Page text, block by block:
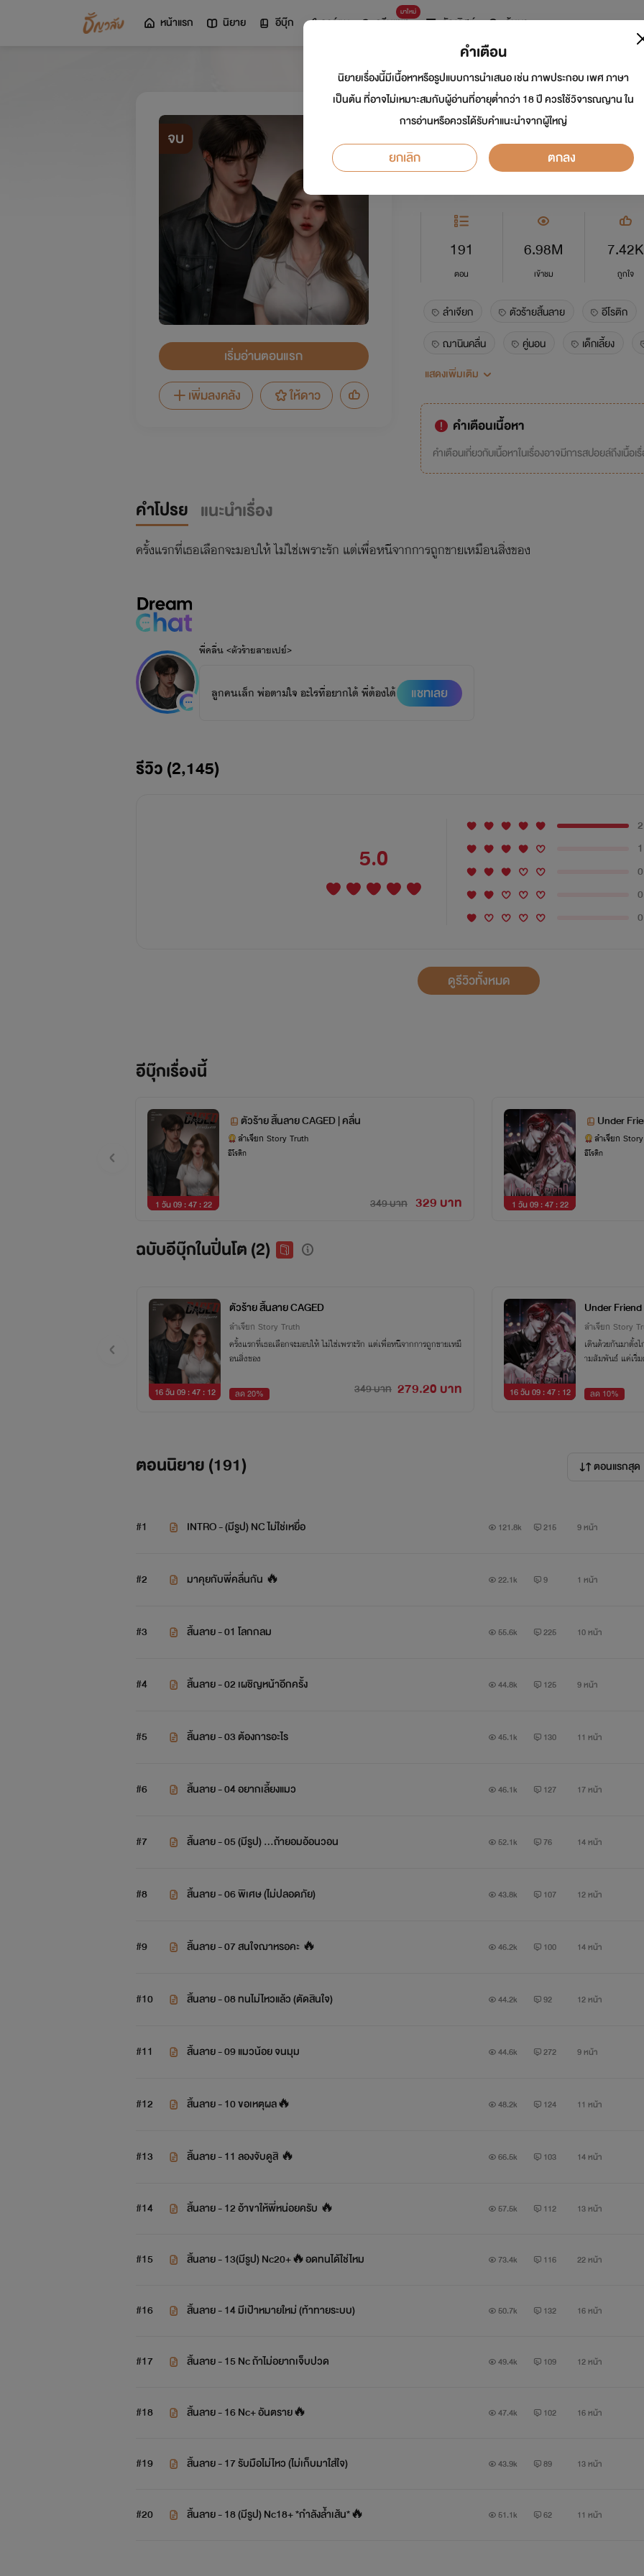
หน้าแรก นิยาย อีบุ๊ก การ์ตูน
มาใหม่
ดรีมแชท ธัญลิสต์ ค้นหา
จบ
เริ่มอ่านตอนแรก
เพิ่มลงคลัง
ให้ดาว
ตัวร้าย สิ้นลาย
นักเขียน:ลำเจียก Story Truth นักวาด:
อีโรติก
191
ตอน
6.98M
เข้าชม
7.42K
ถูกใจ
ลำเจียก ตัวร้ายสิ้นลาย
อีโรติก
ฌานินคลื่น
คู่นอน
เด็กเลี้ยง
under friend แปลว่าแฟนคนโปรด
แสดงเพิ่มเติม
คำเตือนเนื้อหา
คำเตือนเกี่ยวกับเนื้อหาในเรื่องอาจมีการสปอยล์ถึงเนื้อเ
คำโปรย แนะนำเรื่อง
ครั้งแรกที่เธอเลือกจะมอบให้ ไม่ใช่เพราะรัก แต่เพื่อหนีจากการถูกขายเหมือนสิ่งของ
พี่คลื่น <ตัวร้ายสายเปย์>
ลูกคนเล็ก พ่อตามใจ อะไรที่อยากได้ พี่ต้องได้ แชทเลย
รีวิว (2,145)
5.0
1
0
0
0
ดูรีวิวทั้งหมด
อีบุ๊กเรื่องนี้
1 วัน 09 : 47 : 21
ตัวร้าย สิ้นลาย CAGED | คลื่น
ลำเจียก Story Truth
อีโรติก
349 บาท 329 บาท 1 วัน 09 : 47 : 21
Under
ลำเจียก
อีโรติก
ฉบับอีบุ๊กในปิ่นโต (2)
16 วัน 09 : 47 : 11
ตัวร้าย สิ้นลาย CAGED
ลำเจียก Story Truth
ครั้งแรกที่เธอเลือกจะมอบให้ ไม่ใช่เพราะรัก แต่เพื่อหนีจากการถูกขายเหมื
อนสิ่งของ
ลด 20% 349 บาท 279.20 บาท 16 วัน 09 : 47 : 11
Under
ลำเจียก Story
เดินด้วยกันมาตั้งไ
ลด 10%
ตอนนิยาย (191) ตอนแรกสุด
#1 INTRO - (มีรูป) NC ไม่ใช่เหยื่อ 121.8k 215 9 หน้า
#2 มาคุยกับพี่คลื่นกัน 🔥 22.1k 9 1 หน้า
#3 สิ้นลาย - 01 โลกกลม 55.6k 225 10 หน้า
#4 สิ้นลาย - 02 เผชิญหน้าอีกครั้ง 44.8k 125 9 หน้า
#5 สิ้นลาย - 03 ต้องการอะไร 45.1k 130 11 หน้า
#6 สิ้นลาย - 04 อยากเลี้ยงแมว 46.1k 127 17 หน้า
#7 สิ้นลาย - 05 (มีรูป) …ถ้ายอมอ้อนวอน 52.1k 76 14 หน้า
#8 สิ้นลาย - 06 พิเศษ (ไม่ปลอดภัย) 43.8k 107 12 หน้า
#9 สิ้นลาย - 07 สนใจฌาหรอคะ 🔥 46.2k 100 14 หน้า
#10 สิ้นลาย - 08 ทนไม่ไหวแล้ว (ตัดสินใจ) 44.2k 92 12 หน้า
#11 สิ้นลาย - 09 แมวน้อย จนมุม 44.6k 272 9 หน้า
#12 สิ้นลาย - 10 ขอเหตุผล🔥 48.2k 124 11 หน้า
#13 สิ้นลาย - 11 ลองจับดูสิ 🔥 66.5k 103 14 หน้า
#14 สิ้นลาย - 12 อ้าขาให้พี่หน่อยครับ 🔥 57.5k 112 13 หน้า
#15 สิ้นลาย - 13(มีรูป) Nc20+🔥อดทนได้ใช่ไหม 73.4k 116 22 หน้า
#16 สิ้นลาย - 14 มีเป้าหมายใหม่ (ท้าทายระบบ) 50.7k 132 16 หน้า
#17 สิ้นลาย - 15 Nc ถ้าไม่อยากเจ็บปวด 49.4k 109 12 หน้า
#18 สิ้นลาย - 16 Nc+ อันตราย🔥 47.4k 102 16 หน้า
#19 สิ้นลาย - 17 รับมือไม่ไหว (ไม่เก็บมาใส่ใจ) 43.9k 89 13 หน้า
#20 สิ้นลาย - 18 (มีรูป) Nc18+ *กำลังล้ำเส้น*🔥 51.1k 62 11 หน้า
คำเตือน
นิยายเรื่องนี้มีเนื้อหาหรือรูปแบบการนำเสนอ เช่น ภาพประกอบ เพศ ภาษา
เป็นต้น ที่อาจไม่เหมาะสมกับผู้อ่านที่อายุต่ำกว่า 18 ปี ควรใช้วิจารณญาน ใน
การอ่านหรือควรได้รับคำแนะนำจากผู้ใหญ่
ยกเลิก ตกลง